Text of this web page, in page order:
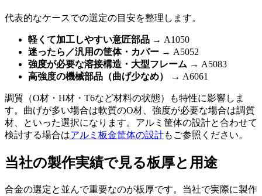
代表的なケースでの選定の目安を整理します。
軽くて加工しやすい意匠部品 → A1050
迷ったら／汎用の筐体・カバー → A5052
強度が必要な溶接構造・大型フレーム → A5083
高強度の機械部品（曲げ少なめ）
→ A6061
調質（O材・H材・T6など材料の状態）も特性に影響しま
す。曲げが多い場合は軟質のO材、強度が必要な場合は調質
材、といった選択になります。アルミ筐体の設計と合わせて
検討する場合はアルミ板金筐体の設計もご参照ください。
当社の製作実績で見る板厚と用途
合金の選定と並んで重要なのが板厚です。当社で実際に製作